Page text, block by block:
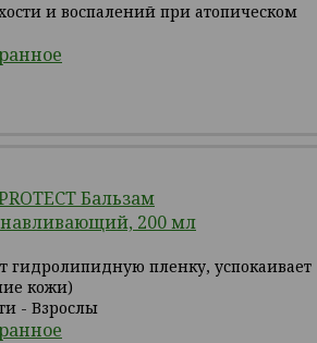
и воспалений при атопическом
Бальзам
200 мл
гидролипидную пленку, успокаивает
кожи)
- Взрослы